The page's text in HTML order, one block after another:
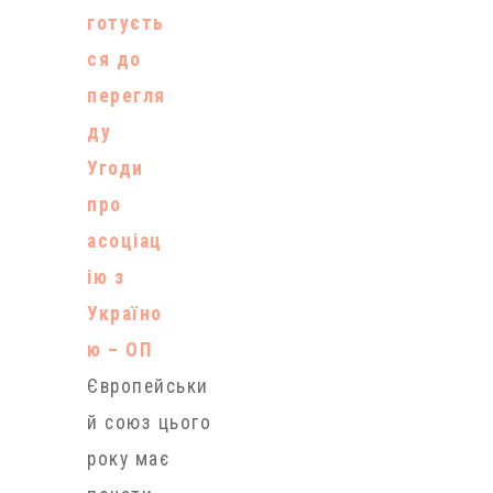
раніше
міститися в
Єдиному
демографічн
ому
держреєстрі,
який
ведеться з
2012 р. За
новими
правилами,
всі…
готуєть
ся до
перегля
ду
Угоди
про
асоціац
ію з
Україно
ю – ОП
Європейськи
й союз цього
року має